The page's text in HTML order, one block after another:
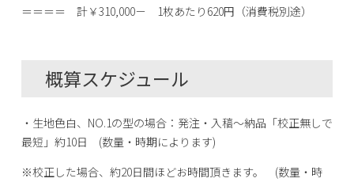
＝＝＝＝ 計￥310,000－ 1枚あたり620円（消費税別途）
概算スケジュール
・生地色白、NO.1の型の場合：発注・入稿～納品「校正無しで
最短」約10日 (数量・時期によります)
※校正した場合、約20日間ほどお時間頂きます。 (数量・時